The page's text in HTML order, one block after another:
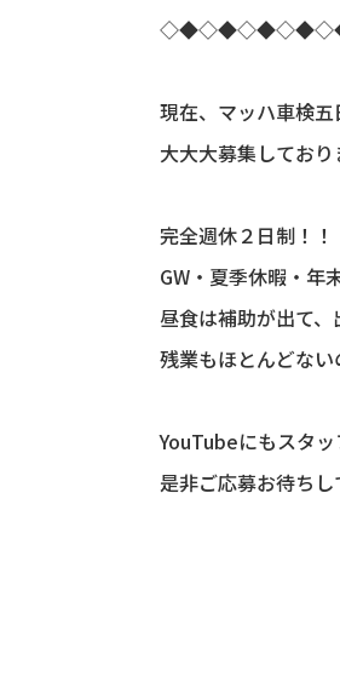
現在、マッハ車検
大大大募集しており
完全週休２日制！！
GW・夏季休暇・年
昼食は補助が出て
残業もほとんどな
YouTubeにもスタ
是非ご応募お待ち